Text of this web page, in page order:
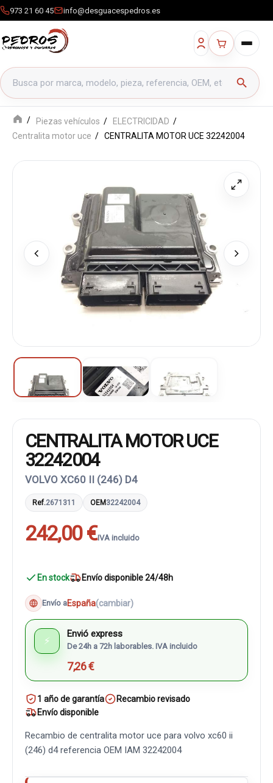
973 21 60 45 info@desguacespedros.es
Buscar productos
search
Piezas vehículos
ELECTRICIDAD
Centralita motor uce
CENTRALITA MOTOR UCE 32242004
CENTRALITA MOTOR UCE
32242004
VOLVO XC60 II (246) D4
Ref.2671311 OEM32242004
242,00 €IVA incluido
En stock Envío disponible 24/48h
Envío aEspaña(cambiar)
⚡
Envió express
De 24h a 72h laborables. IVA incluido
7,26 €
1 año de garantía
Recambio revisado
Envío disponible
Recambio de centralita motor uce para volvo xc60 ii
(246) d4 referencia OEM IAM 32242004